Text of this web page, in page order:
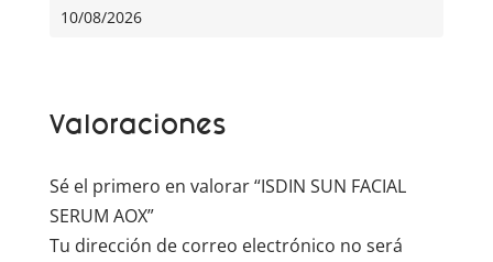
e
10/08/2026
Valoraciones
Sé el primero en valorar “ISDIN SUN FACIAL
SERUM AOX”
Tu dirección de correo electrónico no será